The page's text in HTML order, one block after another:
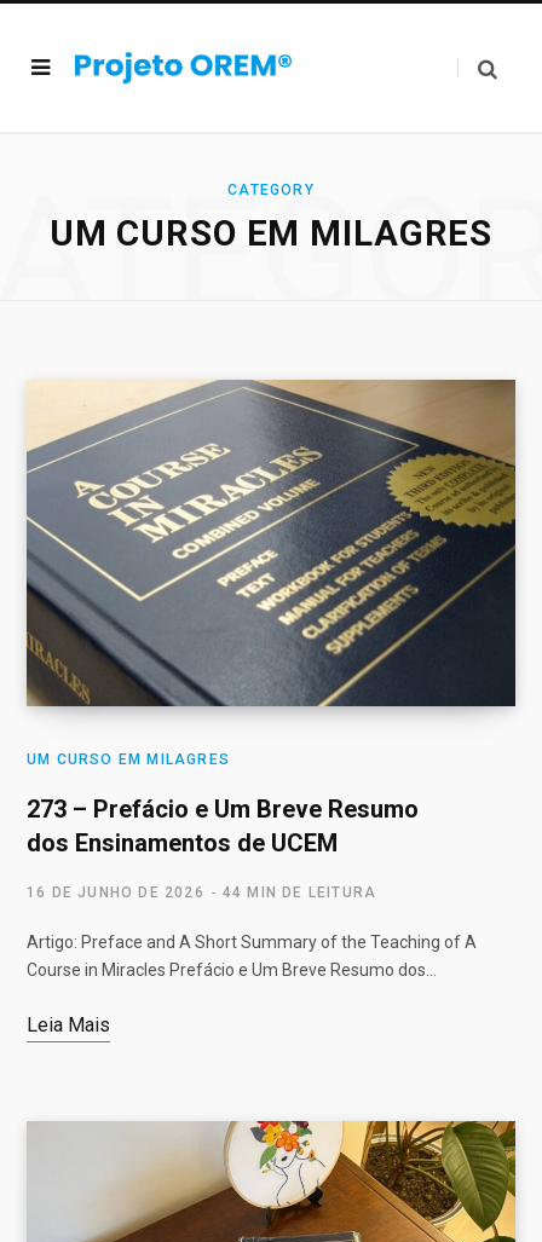
CATEGORY
UM CURSO EM MILAGRES
UM CURSO EM MILAGRES
273 – Prefácio e Um Breve Resumo
dos Ensinamentos de UCEM
16 DE JUNHO DE 2026 44 MIN DE LEITURA
Artigo: Preface and A Short Summary of the Teaching of A
Course in Miracles Prefácio e Um Breve Resumo dos…
Leia Mais